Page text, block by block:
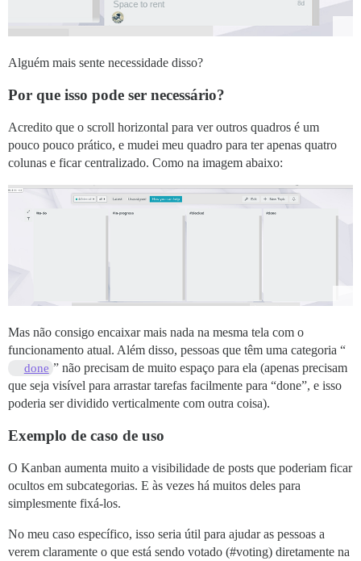
Alguém mais sente necessidade disso?
Por que isso pode ser necessário?
Acredito que o scroll horizontal para ver outros quadros é um
pouco pouco prático, e mudei meu quadro para ter apenas quatro
colunas e ficar centralizado. Como na imagem abaixo:
Mas não consigo encaixar mais nada na mesma tela com o
funcionamento atual. Além disso, pessoas que têm uma categoria “
done ” não precisam de muito espaço para ela (apenas precisam
que seja visível para arrastar tarefas facilmente para “done”, e isso
poderia ser dividido verticalmente com outra coisa).
Exemplo de caso de uso
O Kanban aumenta muito a visibilidade de posts que poderiam ficar
ocultos em subcategorias. E às vezes há muitos deles para
simplesmente fixá-los.
No meu caso específico, isso seria útil para ajudar as pessoas a
verem claramente o que está sendo votado (#voting) diretamente na